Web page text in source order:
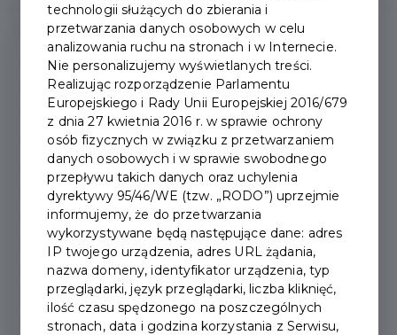
O mieście
Położenie
Demografia
Początki Pruszcza
Gdańskiego
Pochodzenie nazwy
miasta
technologii służących do zbierania i
przetwarzania danych osobowych w celu
analizowania ruchu na stronach i w Internecie.
Nie personalizujemy wyświetlanych treści.
Realizując rozporządzenie Parlamentu
Europejskiego i Rady Unii Europejskiej 2016/679
z dnia 27 kwietnia 2016 r. w sprawie ochrony
osób fizycznych w związku z przetwarzaniem
danych osobowych i w sprawie swobodnego
przepływu takich danych oraz uchylenia
dyrektywy 95/46/WE (tzw. „RODO”) uprzejmie
informujemy, że do przetwarzania
wykorzystywane będą następujące dane: adres
IP twojego urządzenia, adres URL żądania,
nazwa domeny, identyfikator urządzenia, typ
przeglądarki, język przeglądarki, liczba kliknięć,
ilość czasu spędzonego na poszczególnych
stronach, data i godzina korzystania z Serwisu,